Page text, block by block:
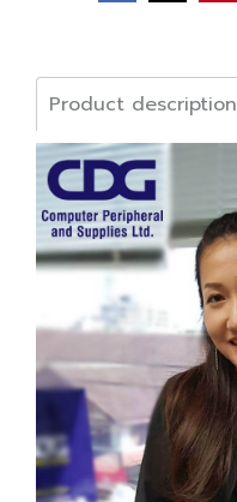
Product description